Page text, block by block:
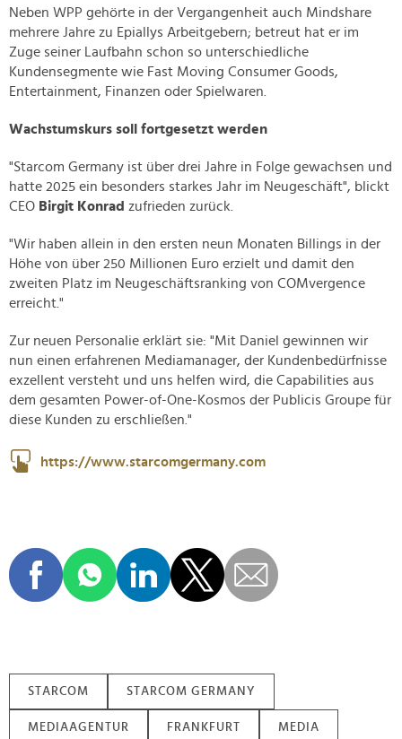
Neben WPP gehörte in der Vergangenheit auch Mindshare
mehrere Jahre zu Epiallys Arbeitgebern; betreut hat er im
Zuge seiner Laufbahn schon so unterschiedliche
Kundensegmente wie Fast Moving Consumer Goods,
Entertainment, Finanzen oder Spielwaren.
Wachstumskurs soll fortgesetzt werden
"Starcom Germany ist über drei Jahre in Folge gewachsen und
hatte 2025 ein besonders starkes Jahr im Neugeschäft", blickt
CEO Birgit Konrad zufrieden zurück.
"Wir haben allein in den ersten neun Monaten Billings in der
Höhe von über 250 Millionen Euro erzielt und damit den
zweiten Platz im Neugeschäftsranking von COMvergence
erreicht."
Zur neuen Personalie erklärt sie: "Mit Daniel gewinnen wir
nun einen erfahrenen Mediamanager, der Kundenbedürfnisse
exzellent versteht und uns helfen wird, die Capabilities aus
dem gesamten Power-of-One-Kosmos der Publicis Groupe für
diese Kunden zu erschließen."
https://www.starcomgermany.com
STARCOM STARCOM GERMANY
MEDIAAGENTUR FRANKFURT MEDIA